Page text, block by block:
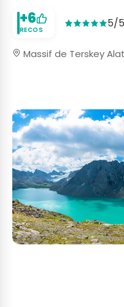
+6
RECOS 5/5
Massif de Terskey